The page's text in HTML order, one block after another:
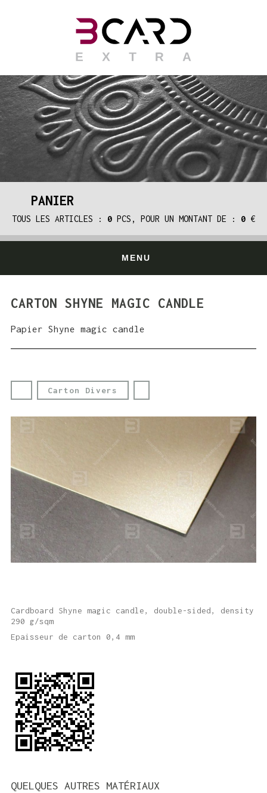
PANIER
TOUS LES ARTICLES : 0 PCS, POUR UN MONTANT DE : 0 €
MENU
CARTON SHYNE MAGIC CANDLE
Papier Shyne magic candle
Carton Divers
Cardboard Shyne magic candle, double-sided, density
290 g/sqm
Epaisseur de carton 0,4 mm
QUELQUES AUTRES MATÉRIAUX